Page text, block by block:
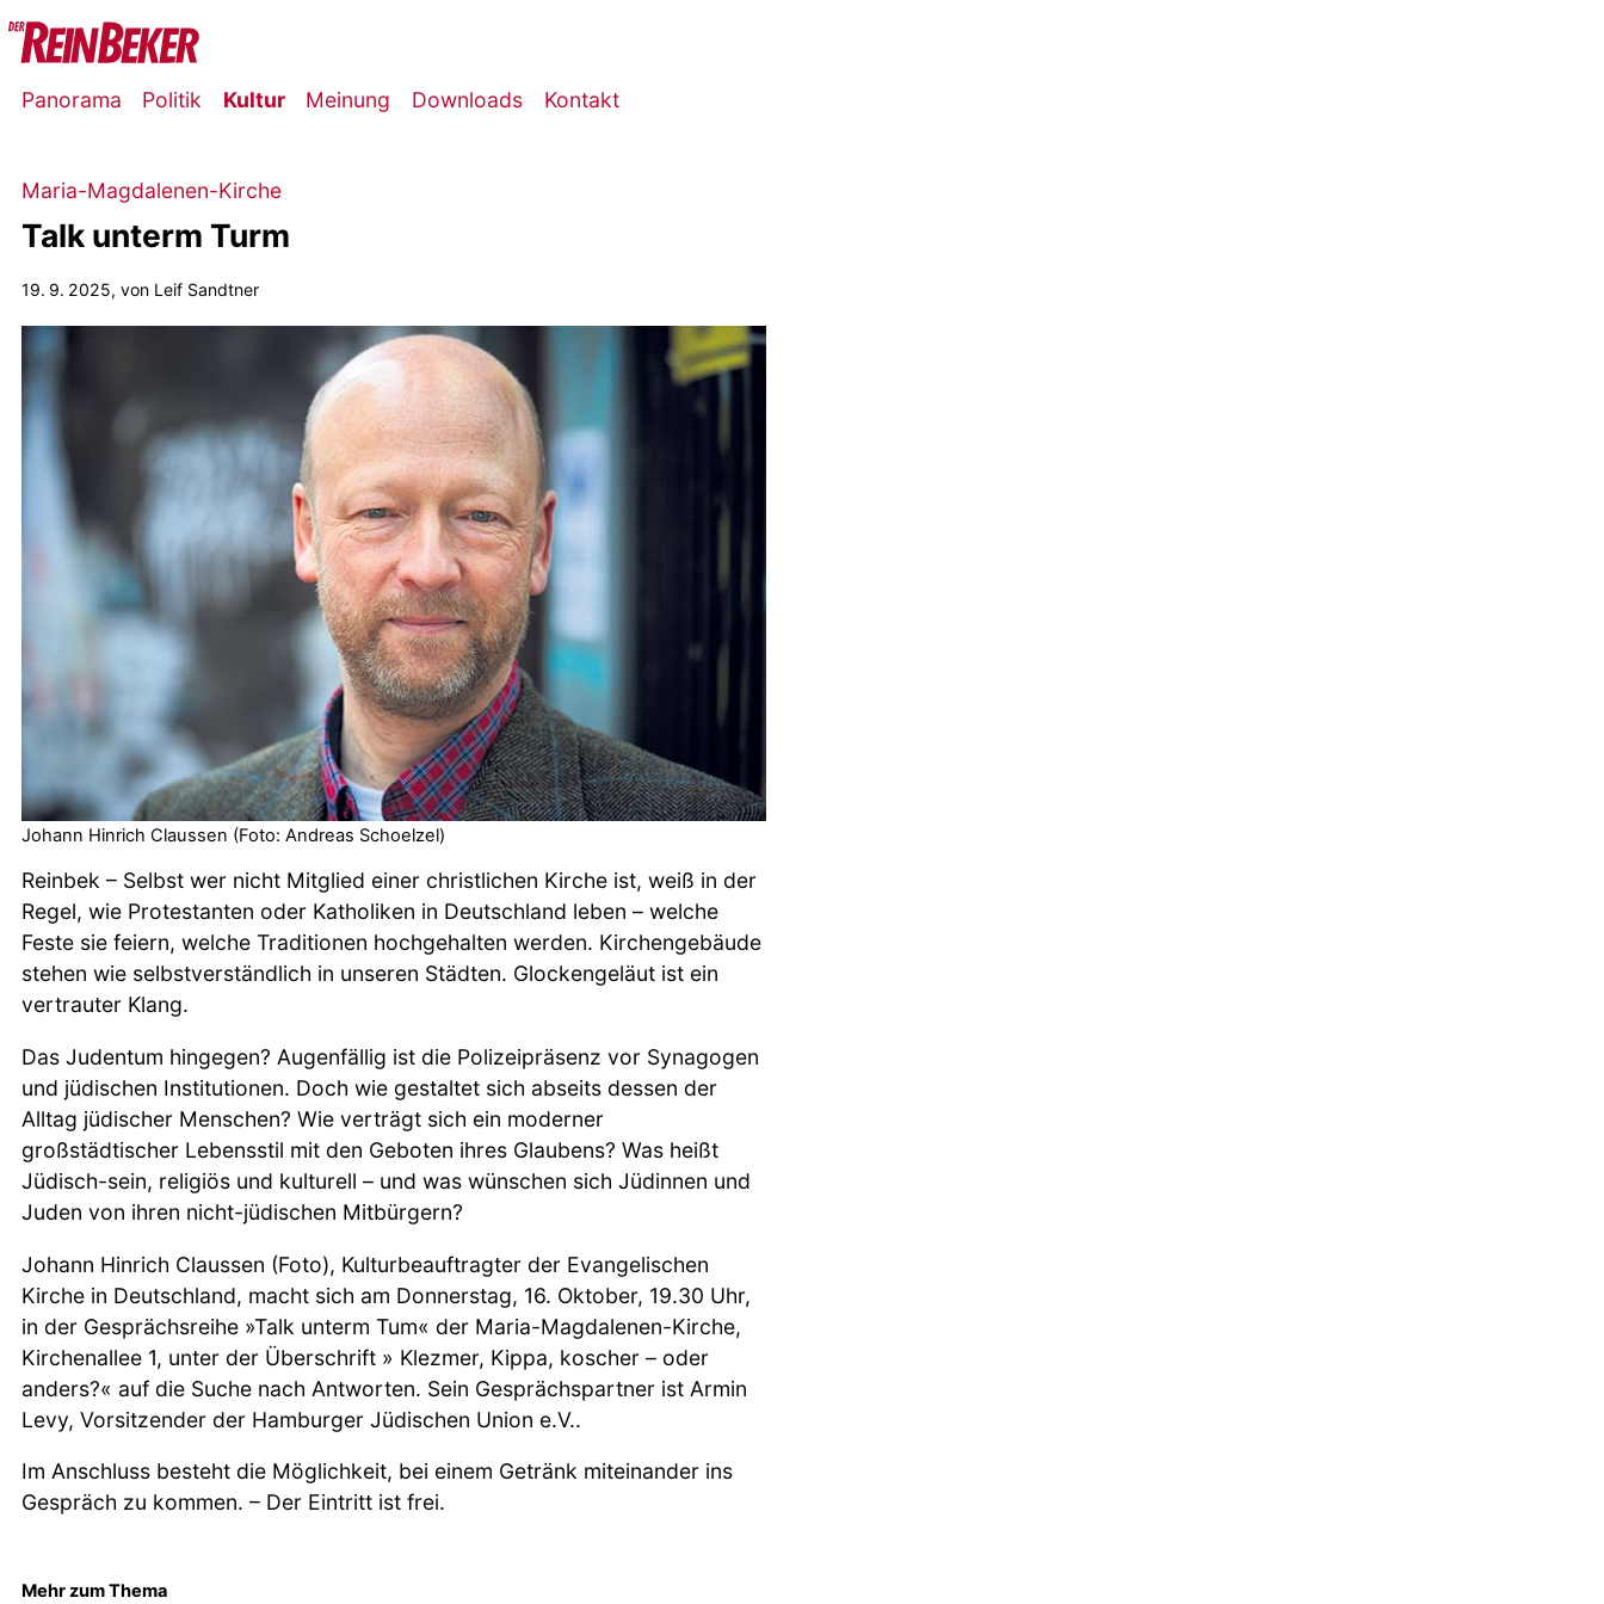
Panorama Politik Kultur Meinung Downloads Kontakt
Maria-Magdalenen-Kirche
Talk unterm Turm
19. 9. 2025, von Leif Sandtner
Johann Hinrich Claussen (Foto: Andreas Schoelzel)
Reinbek – Selbst wer nicht Mitglied einer christlichen Kirche ist, weiß in der
Regel, wie Protestanten oder Katholiken in Deutschland leben – welche
Feste sie feiern, welche Traditionen hochgehalten werden. Kirchengebäude
stehen wie selbstverständlich in unseren Städten. Glockengeläut ist ein
vertrauter Klang.
Das Judentum hingegen? Augenfällig ist die Polizeipräsenz vor Synagogen
und jüdischen Institutionen. Doch wie gestaltet sich abseits dessen der
Alltag jüdischer Menschen? Wie verträgt sich ein moderner
großstädtischer Lebensstil mit den Geboten ihres Glaubens? Was heißt
Jüdisch-sein, religiös und kulturell – und was wünschen sich Jüdinnen und
Juden von ihren nicht-jüdischen Mitbürgern?
Johann Hinrich Claussen (Foto), Kulturbeauftragter der Evangelischen
Kirche in Deutschland, macht sich am Donnerstag, 16. Oktober, 19.30 Uhr,
in der Gesprächsreihe »Talk unterm Tum« der Maria-Magdalenen-Kirche,
Kirchenallee 1, unter der Überschrift » Klezmer, Kippa, koscher – oder
anders?« auf die Suche nach Antworten. Sein Gesprächspartner ist Armin
Levy, Vorsitzender der Hamburger Jüdischen Union e.V..
Im Anschluss besteht die Möglichkeit, bei einem Getränk miteinander ins
Gespräch zu kommen. – Der Eintritt ist frei.
Mehr zum Thema